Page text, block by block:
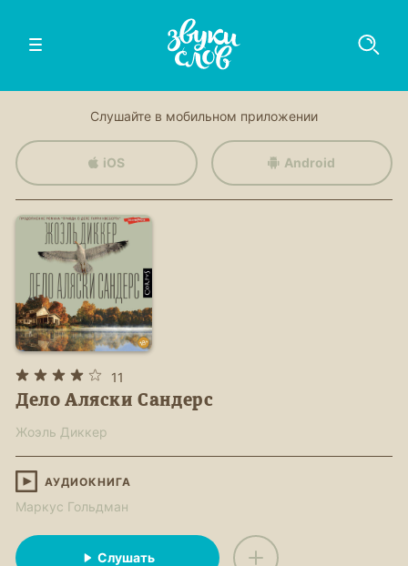
Слушайте в мобильном приложении
iOS Android
11
Дело Аляски Сандерс
Жоэль Диккер
АУДИОКНИГА
Маркус Гольдман
Слушать